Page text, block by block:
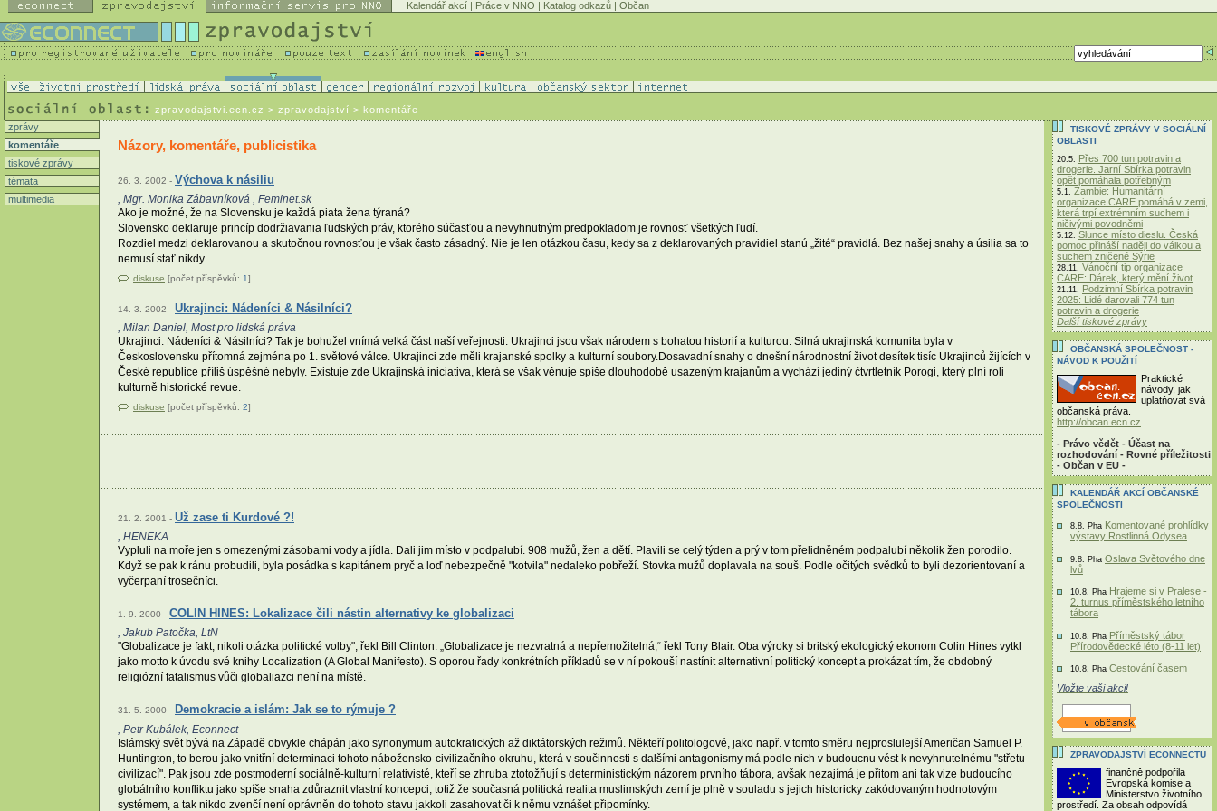
Kalendář akcí | Práce v NNO | Katalog odkazů | Občan
zpravodajstvi.ecn.cz > zpravodajství > komentáře
zprávy
komentáře
tiskové zprávy
témata
multimedia
Názory, komentáře, publicistika
26. 3. 2002 - Výchova k násiliu
, Mgr. Monika Zábavníková , Feminet.sk
Ako je možné, že na Slovensku je každá piata žena týraná?
Slovensko deklaruje princíp dodržiavania ľudských práv, ktorého súčasťou a nevyhnutným predpokladom je rovnosť všetkých ľudí.
Rozdiel medzi deklarovanou a skutočnou rovnosťou je však často zásadný. Nie je len otázkou času, kedy sa z deklarovaných pravidiel stanú „žité“ pravidlá. Bez našej snahy a úsilia sa to
nemusí stať nikdy.
diskuse [počet příspěvků: 1]
14. 3. 2002 - Ukrajinci: Nádeníci & Násilníci?
, Milan Daniel, Most pro lidská práva
Ukrajinci: Nádeníci & Násilníci? Tak je bohužel vnímá velká část naší veřejnosti. Ukrajinci jsou však národem s bohatou historií a kulturou. Silná ukrajinská komunita byla v
Československu přítomná zejména po 1. světové válce. Ukrajinci zde měli krajanské spolky a kulturní soubory.Dosavadní snahy o dnešní národnostní život desítek tisíc Ukrajinců žijících v
České republice příliš úspěšné nebyly. Existuje zde Ukrajinská iniciativa, která se však věnuje spíše dlouhodobě usazeným krajanům a vychází jediný čtvrtletník Porogi, který plní roli
kulturně historické revue.
diskuse [počet příspěvků: 2]
21. 2. 2001 - Už zase ti Kurdové ?!
, HENEKA
Vypluli na moře jen s omezenými zásobami vody a jídla. Dali jim místo v podpalubí. 908 mužů, žen a dětí. Plavili se celý týden a prý v tom přelidněném podpalubí několik žen porodilo.
Když se pak k ránu probudili, byla posádka s kapitánem pryč a loď nebezpečně "kotvila" nedaleko pobřeží. Stovka mužů doplavala na souš. Podle očitých svědků to byli dezorientovaní a
vyčerpaní trosečníci.
1. 9. 2000 - COLIN HINES: Lokalizace čili nástin alternativy ke globalizaci
, Jakub Patočka, LtN
"Globalizace je fakt, nikoli otázka politické volby", řekl Bill Clinton. „Globalizace je nezvratná a nepřemožitelná,“ řekl Tony Blair. Oba výroky si britský ekologický ekonom Colin Hines vytkl
jako motto k úvodu své knihy Localization (A Global Manifesto). S oporou řady konkrétních příkladů se v ní pokouší nastínit alternativní politický koncept a prokázat tím, že obdobný
religiózní fatalismus vůči globaliazci není na místě.
31. 5. 2000 - Demokracie a islám: Jak se to rýmuje ?
, Petr Kubálek, Econnect
Islámský svět bývá na Západě obvykle chápán jako synonymum autokratických až diktátorských režimů. Někteří politologové, jako např. v tomto směru nejproslulejší Američan Samuel P.
Huntington, to berou jako vnitřní determinaci tohoto nábožensko-civilizačního okruhu, která v součinnosti s dalšími antagonismy má podle nich v budoucnu vést k nevyhnutelnému "střetu
civilizací". Pak jsou zde postmoderní sociálně-kulturní relativisté, kteří se zhruba ztotožňují s deterministickým názorem prvního tábora, avšak nezajímá je přitom ani tak vize budoucího
globálního konfliktu jako spíše snaha zdůraznit vlastní koncepci, totiž že současná politická realita muslimských zemí je plně v souladu s jejich historicky zakódovaným hodnotovým
systémem, a tak nikdo zvenčí není oprávněn do tohoto stavu jakkoli zasahovat či k němu vznášet připomínky.
TISKOVÉ ZPRÁVY V SOCIÁLNÍ
OBLASTI
20.5. Přes 700 tun potravin a
drogerie. Jarní Sbírka potravin
opět pomáhala potřebným
5.1. Zambie: Humanitární
organizace CARE pomáhá v zemi,
která trpí extrémním suchem i
ničivými povodněmi
5.12. Slunce místo dieslu. Česká
pomoc přináší naději do válkou a
suchem zničené Sýrie
28.11. Vánoční tip organizace
CARE: Dárek, který mění život
21.11. Podzimní Sbírka potravin
2025: Lidé darovali 774 tun
potravin a drogerie
Další tiskové zprávy
OBČANSKÁ SPOLEČNOST -
NÁVOD K POUŽITÍ
Praktické
návody, jak
uplatňovat svá
občanská práva.
http://obcan.ecn.cz
- Právo vědět - Účast na
rozhodování - Rovné příležitosti
- Občan v EU -
KALENDÁŘ AKCÍ OBČANSKÉ
SPOLEČNOSTI
8.8. Pha Komentované prohlídky
výstavy Rostlinná Odysea
9.8. Pha Oslava Světového dne
lvů
10.8. Pha Hrajeme si v Pralese -
2. turnus příměstského letního
tábora
10.8. Pha Příměstský tábor
Přírodovědecké léto (8-11 let)
10.8. Pha Cestování časem
Vložte vaši akci!
ZPRAVODAJSTVÍ ECONNECTU
finančně podpořila
Evropská komise a
Ministerstvo životního
prostředí. Za obsah odpovídá